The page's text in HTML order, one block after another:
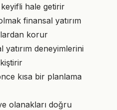
hale getirir
finansal yatırım
korur
deneyimlerini
kısa bir planlama
olanakları doğru